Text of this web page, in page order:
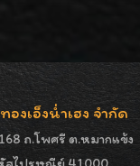
งเอ็งน่ำเฮง จำกัด
ถ.โพศรี ต.หมากแข้ง